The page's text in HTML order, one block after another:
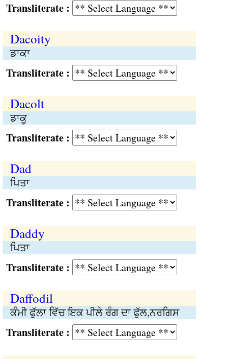
:
Dacoity
ਡਾਕਾ
:
Dacolt
ਡਾਕੂ
:
Dad
ਪਿਤਾ
:
Daddy
ਪਿਤਾ
:
Daffodil
ਕੰਮੀ ਫੁੱਲਾ ਵਿੱਚ ਇਕ ਪੀਲੇ ਰੰਗ ਦਾ ਫੁੱਲ,ਨਰਗਿਸ
: